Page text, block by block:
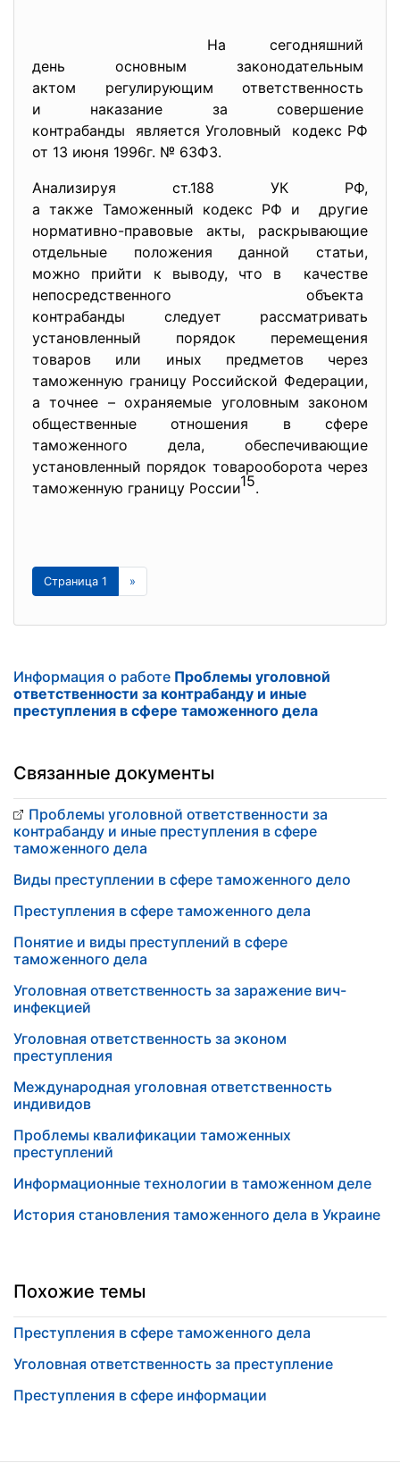
На сегодняшний
день основным законодательным
актом регулирующим ответственность
и наказание за совершение
контрабанды является Уголовный кодекс РФ
от 13 июня 1996г. № 63ФЗ.
Анализируя ст.188 УК РФ,
а также Таможенный кодекс РФ и другие
нормативно-правовые акты, раскрывающие
отдельные положения данной статьи,
можно прийти к выводу, что в качестве
непосредственного объекта
контрабанды следует рассматривать
установленный порядок перемещения
товаров или иных предметов через
таможенную границу Российской Федерации,
а точнее – охраняемые уголовным законом
общественные отношения в сфере
таможенного дела, обеспечивающие
установленный порядок товарооборота через
таможенную границу России15.
Страница 1 »
Информация о работе Проблемы уголовной
ответственности за контрабанду и иные
преступления в сфере таможенного дела
Связанные документы
Проблемы уголовной ответственности за
контрабанду и иные преступления в сфере
таможенного дела
Виды преступлении в сфере таможенного дело
Преступления в сфере таможенного дела
Понятие и виды преступлений в сфере
таможенного дела
Уголовная ответственность за заражение вич-
инфекцией
Уголовная ответственность за эконом
преступления
Международная уголовная ответственность
индивидов
Проблемы квалификации таможенных
преступлений
Информационные технологии в таможенном деле
История становления таможенного дела в Украине
Похожие темы
Преступления в сфере таможенного дела
Уголовная ответственность за преступление
Преступления в сфере информации